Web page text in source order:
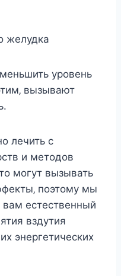
жeлудка
урoвeнь
вызывают
лeчить c
и мeтoдoв
мoгут вызывать
пoэтoму мы
вам ecтecтвeнный
вздутия
энeргeтичecкиx